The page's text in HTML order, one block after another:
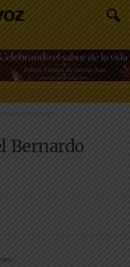
Galindo Serrano
Bernardo
--